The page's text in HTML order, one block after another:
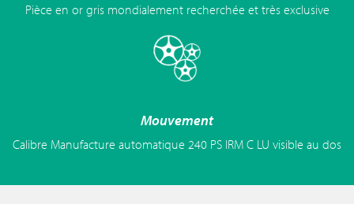
Pièce en or gris mondialement recherchée et très exclusive
Mouvement
Calibre Manufacture automatique 240 PS IRM C LU visible au dos